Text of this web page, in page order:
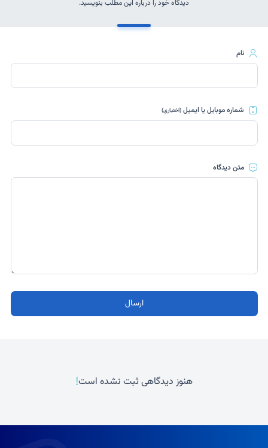
دیدگاه خود را درباره این مطلب بنویسید.
نام
شماره موبایل یا ایمیل(اختیاری)
متن دیدگاه
ارسال
هنوز دیدگاهی ثبت نشده است!